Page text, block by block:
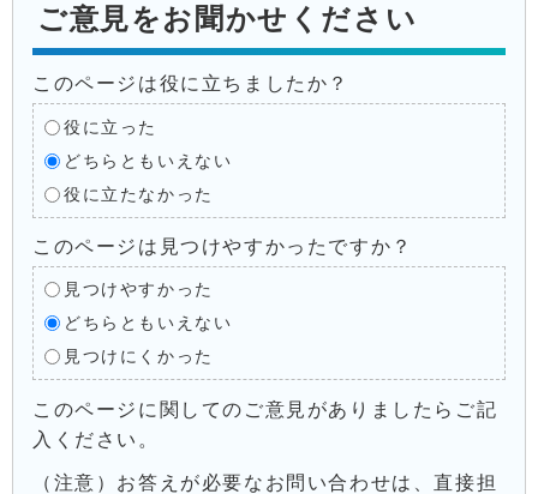
ご意見をお聞かせください
このページは役に立ちましたか？
役に立った
どちらともいえない
役に立たなかった
このページは見つけやすかったですか？
見つけやすかった
どちらともいえない
見つけにくかった
このページに関してのご意見がありましたらご記
入ください。
（注意）お答えが必要なお問い合わせは、直接担